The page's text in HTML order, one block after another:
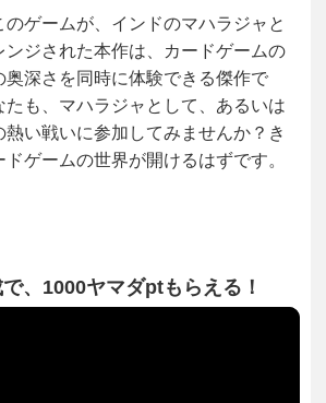
のゲームが、インドのマハラジャと
ンジされた本作は、カードゲームの
奥深さを同時に体験できる傑作で
たも、マハラジャとして、あるいは
い戦いに参加してみませんか？き
ゲームの世界が開けるはずです。
、1000ヤマダptもらえる！